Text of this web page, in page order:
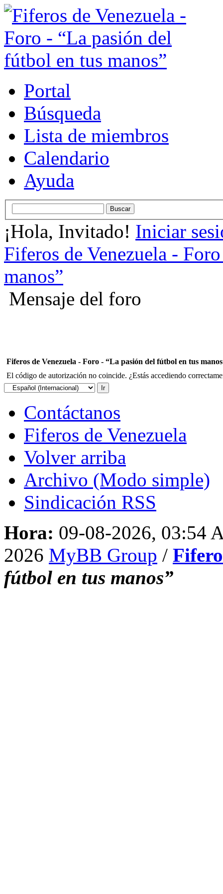
Portal
Búsqueda
Lista de miembros
Calendario
Ayuda
¡Hola, Invitado! Iniciar
Fiferos de Venezuela -
manos”
Mensaje del foro
Fiferos de Venezuela - Foro - “La pasión del fútbol en tus
El código de autorización no coincide. ¿Estás accediendo
Contáctanos
Fiferos de Venezuela
Volver arriba
Archivo (Modo simple)
Sindicación RSS
Hora: 09-08-2026, 03:54
2026 MyBB Group /
fútbol en tus manos”